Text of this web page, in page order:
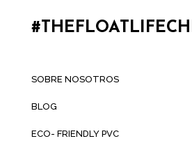
SOBRE NOSOTROS
BLOG
ECO- FRIENDLY PVC